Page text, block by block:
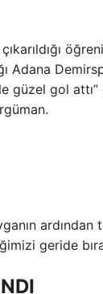
Adana
güzel gol
ardından
geride